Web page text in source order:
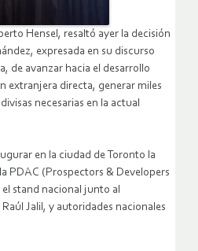
Hensel, resaltó ayer la decisión
expresada en su discurso
de avanzar hacia el desarrollo
extranjera directa, generar miles
necesarias en la actual
en la ciudad de Toronto la
PDAC (Prospectors & Developers
stand nacional junto al
Jalil, y autoridades nacionales